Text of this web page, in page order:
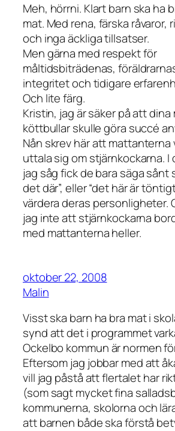
Meh, hörrni. Klart barn ska ha
mat. Med rena, färska råvaror,
och inga äckliga tillsatser.
Men gärna med respekt för
måltidsbiträdenas,
integritet och tidigare
Och lite färg.
Kristin, jag är säker på att dina
köttbullar skulle göra succé
Nån skrev här att
uttala sig om stjärnkockarna.
jag såg fick de bara säga sånt
det där”, eller “det här är
värdera deras personligheter.
jag inte att stjärnkockarna
med mattanterna heller.
oktober 22, 2008
Malin
Visst ska barn ha bra mat i
synd att det i programmet
Ockelbo kommun är normen
Eftersom jag jobbar med att
vill jag påstå att flertalet har
(som sagt mycket fina
kommunerna, skolorna och
att barnen både ska förstå